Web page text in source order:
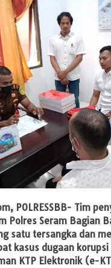
, POLRESSBB- Tim
Polres Seram Bagian
satu tersangka dan
kasus dugaan
KTP Elektronik (e-